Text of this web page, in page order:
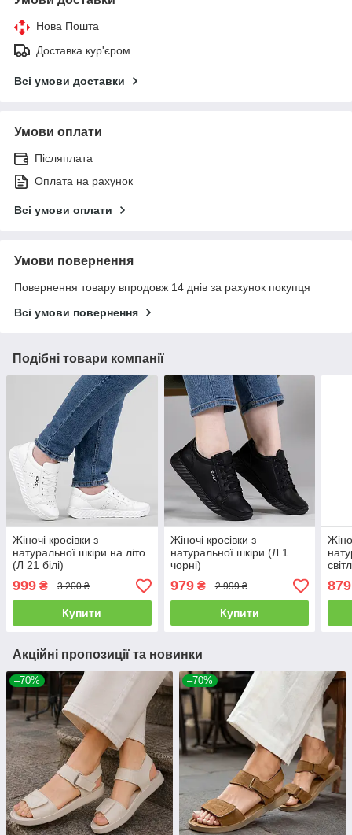
Нова Пошта
Доставка кур'єром
Всі умови доставки
Умови оплати
Післяплата
Оплата на рахунок
Всі умови оплати
Умови повернення
Повернення товару впродовж 14 днів за рахунок покупця
Всі умови повернення
Подібні товари компанії
Жіночі кросівки з
натуральної шкіри на літо
(Л 21 білі)
999 ₴ 3 200 ₴
Купити
Жіночі кросівки з
натуральної шкіри (Л 1
чорні)
979₴ 2 999 ₴
Купити
879
Акційні пропозиції та новинки
–70% –70%